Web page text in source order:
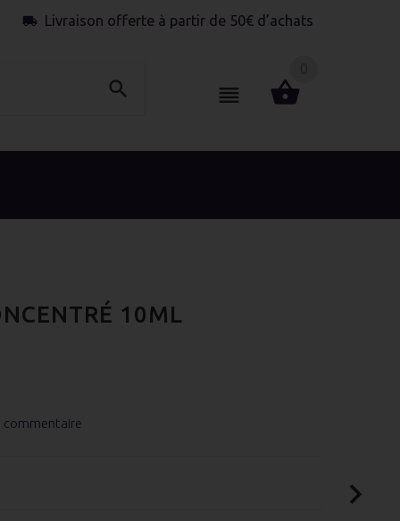
Livraison offerte à partir de 50€ d’achats
10ML